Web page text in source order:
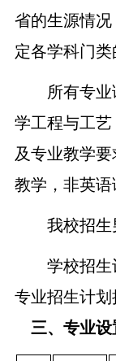
省的生源情况
定各学科门类
所有专业
学工程与工
及专业教学
教学，非英语
我校招生
学校招
专业招生计划
三、专业设